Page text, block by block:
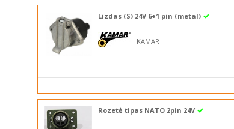
Lizdas (S) 24V 6+1 pin (metal)
KAMAR
Rozetė tipas NATO 2pin 24V